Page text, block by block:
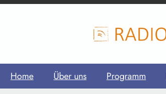
Home Über uns Programm